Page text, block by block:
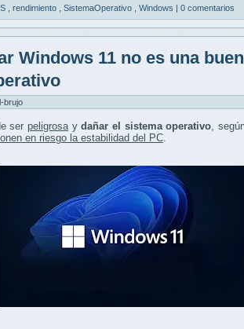
rendimiento SistemaOperativo Windows | 0 comentarios
Windows 11 no es una
brujo
serpeligrosa ydañar el sistema operativo ,
en riesgo la estabilidad del PC